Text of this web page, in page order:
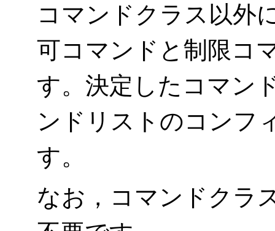
コマンドクラス以外
可コマンドと制限コ
す。決定したコマン
ンドリストのコンフ
す。
なお，コマンドクラ